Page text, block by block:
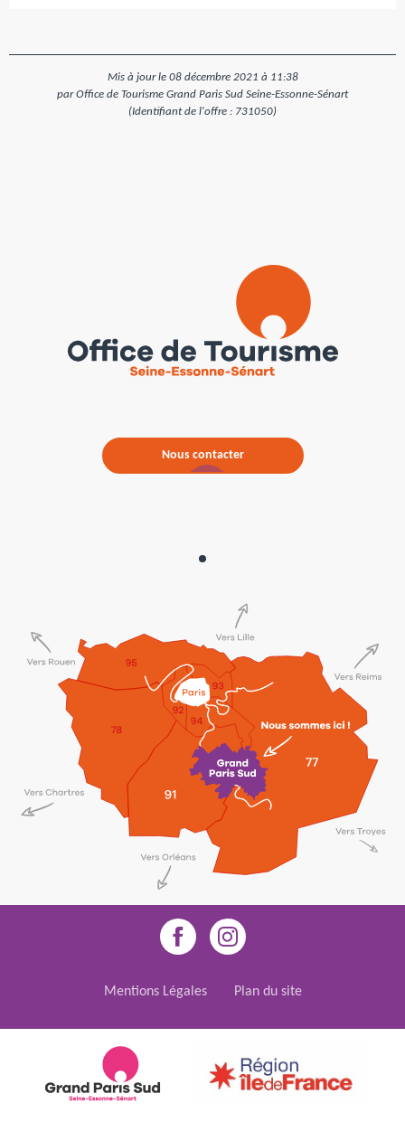
Mis à jour le 08 décembre 2021 à 11:38
par Office de Tourisme Grand Paris Sud Seine-Essonne-Sénart
(Identifiant de l'offre : 731050)
Nous contacter
Mentions Légales Plan du site